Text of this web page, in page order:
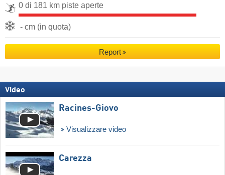
0 di 181 km piste aperte
- cm (in quota)
Report
Video
Racines-Giovo
Visualizzare video
Carezza